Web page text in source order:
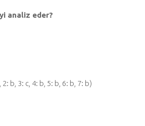
analiz eder?
2: b, 3: c, 4: b, 5: b, 6: b, 7: b)